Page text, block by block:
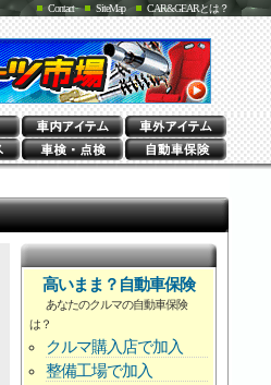
CAR&GEARとは？
SiteMap
Contact
高いまま？自動車保険
あなたのクルマの自動車保険
は？
クルマ購入店で加入
整備工場で加入